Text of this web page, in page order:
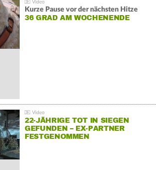
Kurze Pause vor der nächsten Hitze
36 GRAD AM WOCHENENDE
22-JÄHRIGE TOT IN SIEGEN
GEFUNDEN – EX-PARTNER
FESTGENOMMEN